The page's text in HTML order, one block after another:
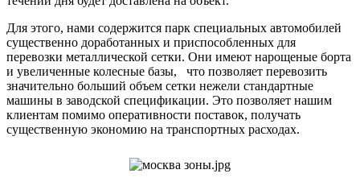
Для этого, нами содержится парк специальных автомобилей
существенно доработанных и приспособленных для
перевозки металлической сетки. Они имеют нарощеные борта
и увеличенные колесные базы, что позволяет перевозить
значительно больший объем сетки нежели стандартные
машины в заводской спецификации. Это позволяет нашим
клиентам помимо оперативности поставок, получать
существенную экономию на транспортных расходах.